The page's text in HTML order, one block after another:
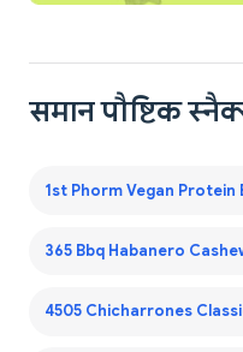
समान पौष्टिक
1st Phorm Vegan Protein
365 Bbq Habanero
4505 Chicharrones